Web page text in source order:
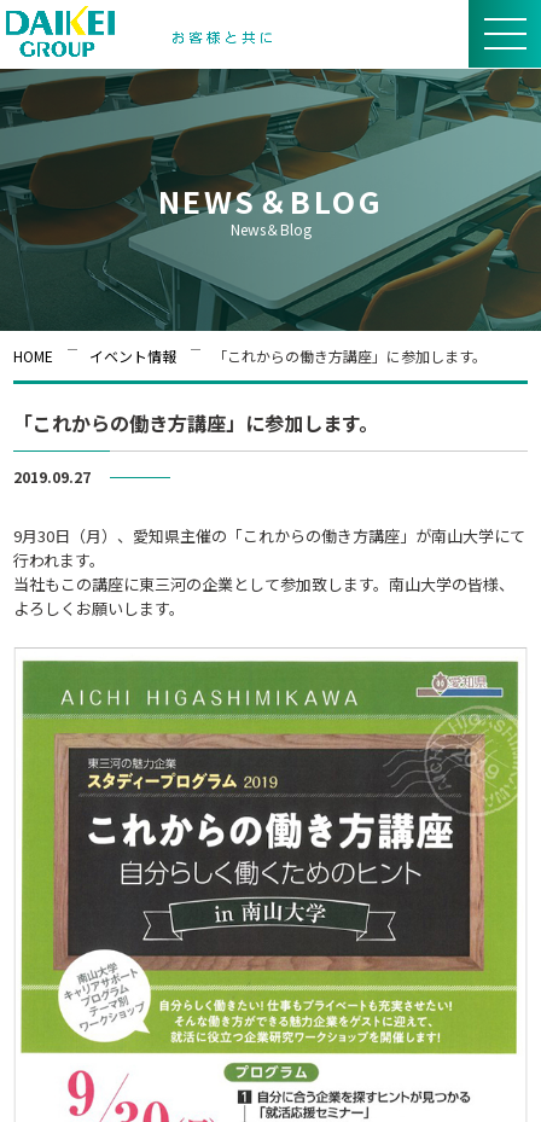
NEWS＆BLOG
News＆Blog
HOME イベント情報 「これからの働き方講座」に参加します。
「これからの働き方講座」に参加します。
2019.09.27
9月30日（月）、愛知県主催の「これからの働き方講座」が南山大学にて
行われます。
当社もこの講座に東三河の企業として参加致します。南山大学の皆様、
よろしくお願いします。